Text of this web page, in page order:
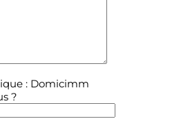
: Domicimm
?